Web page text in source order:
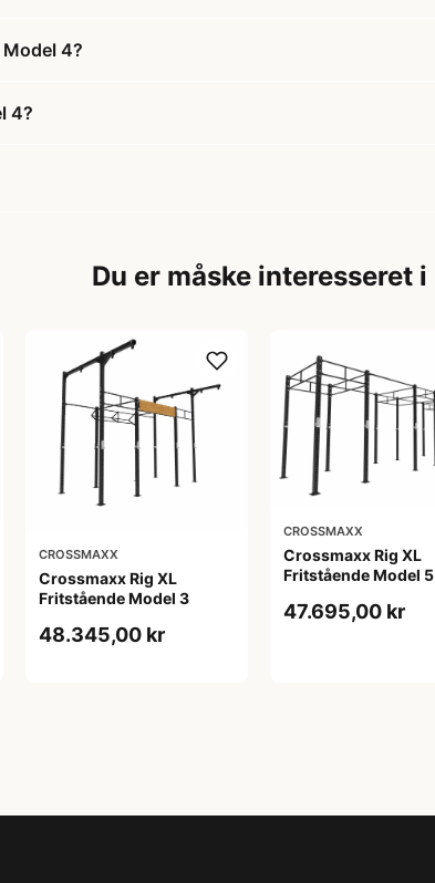
4?
4?
Du er måske interesseret i
CROSSMAXX
Crossmaxx Rig XL
Fritstående Model 3
48.345,00 kr
CROSSMAXX
Crossmaxx Rig XL
Fritstående Model 5
47.695,00 kr